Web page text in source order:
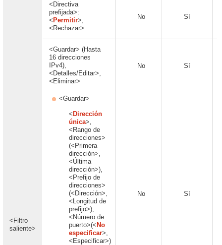
<Filtro
saliente>
<Directiva
prefijada>:
< Permitir>,
<Rechazar>
No Sí
<Guardar> (Hasta
16 direcciones
IPv4),
<Detalles/Editar>,
<Eliminar>
No Sí
<Guardar>
< Dirección
única>,
<Rango de
direcciones>
(<Primera
dirección>,
<Última
dirección>),
<Prefijo de
direcciones>
(<Dirección>,
<Longitud de
prefijo>),
<Número de
puerto>(< No
especificar>,
<Especificar>)
No Sí